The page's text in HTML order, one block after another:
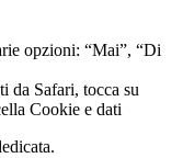
opzioni: “Mai”, “Di
da Safari, tocca su
Cookie e dati